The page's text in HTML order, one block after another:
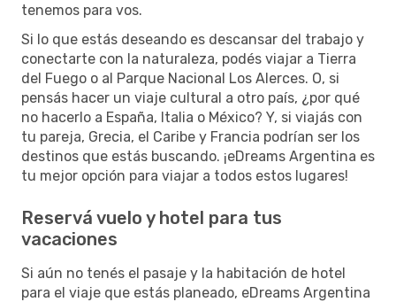
tenemos para vos.
Si lo que estás deseando es descansar del trabajo y
conectarte con la naturaleza, podés viajar a Tierra
del Fuego o al Parque Nacional Los Alerces. O, si
pensás hacer un viaje cultural a otro país, ¿por qué
no hacerlo a España, Italia o México? Y, si viajás con
tu pareja, Grecia, el Caribe y Francia podrían ser los
destinos que estás buscando. ¡eDreams Argentina es
tu mejor opción para viajar a todos estos lugares!
Reservá vuelo y hotel para tus
vacaciones
Si aún no tenés el pasaje y la habitación de hotel
para el viaje que estás planeado, eDreams Argentina